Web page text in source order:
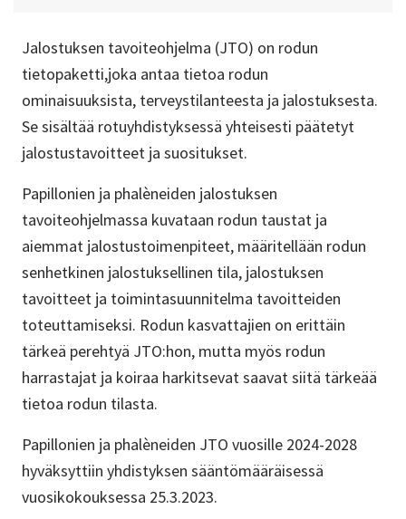
Jalostuksen tavoiteohjelma (JTO) on rodun
tietopaketti,joka antaa tietoa rodun
ominaisuuksista, terveystilanteesta ja jalostuksesta.
Se sisältää rotuyhdistyksessä yhteisesti päätetyt
jalostustavoitteet ja suositukset.
Papillonien ja phalèneiden jalostuksen
tavoiteohjelmassa kuvataan rodun taustat ja
aiemmat jalostustoimenpiteet, määritellään rodun
senhetkinen jalostuksellinen tila, jalostuksen
tavoitteet ja toimintasuunnitelma tavoitteiden
toteuttamiseksi. Rodun kasvattajien on erittäin
tärkeä perehtyä JTO:hon, mutta myös rodun
harrastajat ja koiraa harkitsevat saavat siitä tärkeää
tietoa rodun tilasta.
Papillonien ja phalèneiden JTO vuosille 2024-2028
hyväksyttiin yhdistyksen sääntömääräisessä
vuosikokouksessa 25.3.2023.